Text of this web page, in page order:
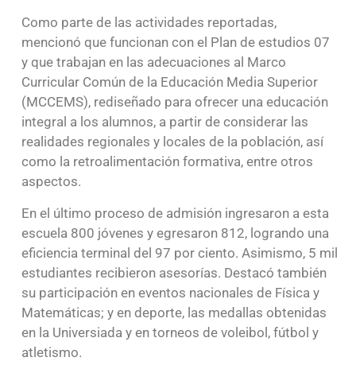
Como parte de las actividades reportadas,
mencionó que funcionan con el Plan de estudios 07
y que trabajan en las adecuaciones al Marco
Curricular Común de la Educación Media Superior
(MCCEMS), rediseñado para ofrecer una educación
integral a los alumnos, a partir de considerar las
realidades regionales y locales de la población, así
como la retroalimentación formativa, entre otros
aspectos.
En el último proceso de admisión ingresaron a esta
escuela 800 jóvenes y egresaron 812, logrando una
eficiencia terminal del 97 por ciento. Asimismo, 5 mil
estudiantes recibieron asesorías. Destacó también
su participación en eventos nacionales de Física y
Matemáticas; y en deporte, las medallas obtenidas
en la Universiada y en torneos de voleibol, fútbol y
atletismo.